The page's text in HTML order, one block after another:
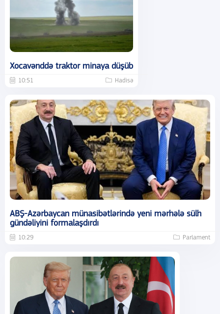
Xocavənddə traktor minaya düşüb
10:51 Hadisə
ABŞ-Azərbaycan münasibətlərində yeni mərhələ sülh
gündəliyini formalaşdırdı
10:29 Parlament